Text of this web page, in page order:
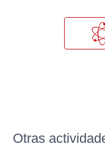
Otras